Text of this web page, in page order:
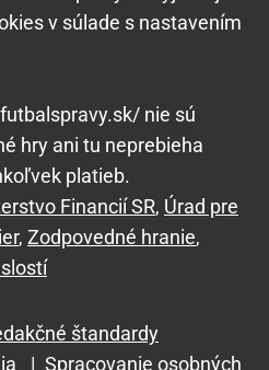
v súlade s nastavením
nie sú
hry ani tu neprebieha
platieb.
Financií SR, Úrad pre
, Zodpovedné hranie,
štandardy
| Spracovanie osobných